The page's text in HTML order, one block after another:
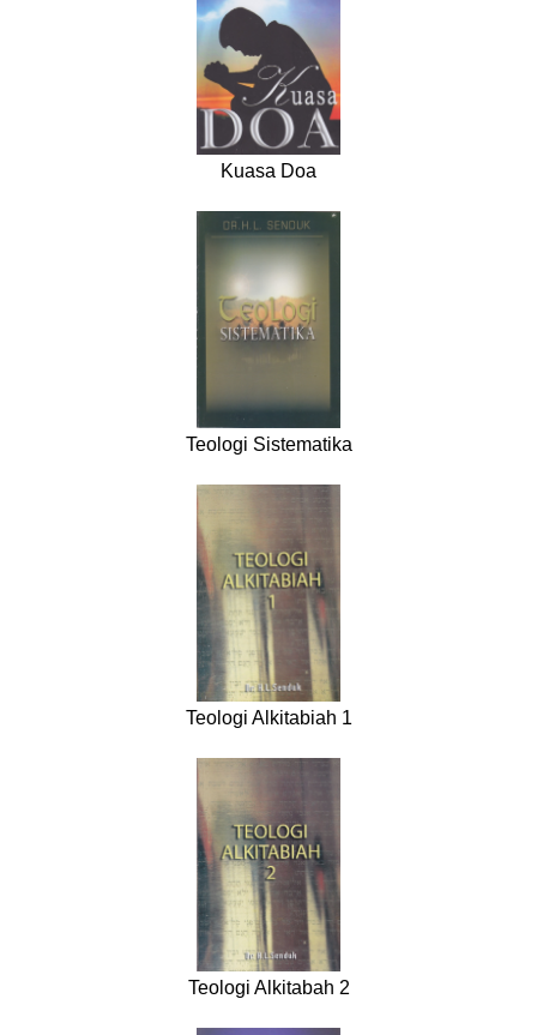
Kuasa Doa
Teologi Sistematika
Teologi Alkitabiah 1
Teologi Alkitabah 2